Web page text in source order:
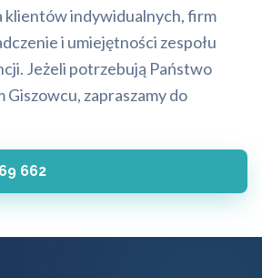
klientów indywidualnych, firm
i umiejętności zespołu
Jeżeli potrzebują Państwo
zapraszamy do
662